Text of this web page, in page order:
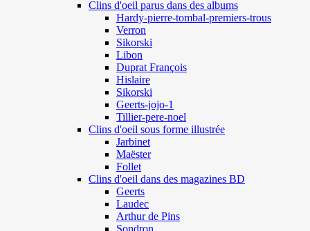
Clins d'oeil parus dans des albums
Hardy-pierre-tombal-premiers-trous
Verron
Sikorski
Libon
Duprat François
Hislaire
Sikorski
Geerts-jojo-1
Tillier-pere-noel
Clins d'oeil sous forme illustrée
Jarbinet
Maëster
Follet
Clins d'oeil dans des magazines BD
Geerts
Laudec
Arthur de Pins
Sondron